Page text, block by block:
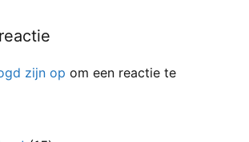
zijn op om een reactie te